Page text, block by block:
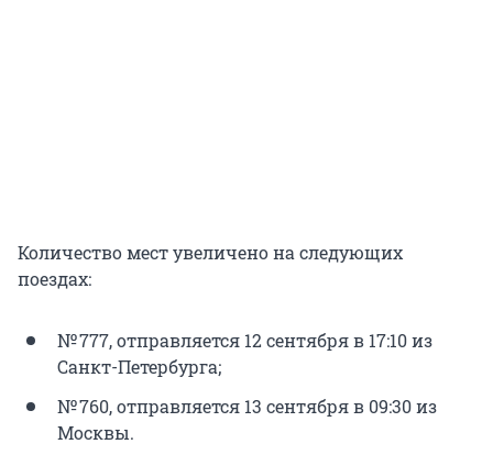
Количество мест увеличено на следующих
поездах:
№ 777, отправляется 12 сентября в 17:10 из
Санкт-Петербурга;
№ 760, отправляется 13 сентября в 09:30 из
Москвы.